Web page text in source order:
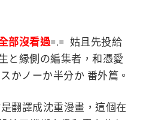
部沒看過=.= 姑且先投給
と縁側の編集者，和憑愛
かノーか半分か 番外篇。
翻譯成沈重漫畫，這個在